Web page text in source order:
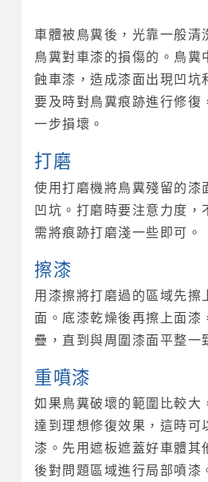
車體被鳥糞後，光靠一般清
鳥糞對車漆的損傷的。鳥糞
蝕車漆，造成漆面出現凹坑
要及時對鳥糞痕跡進行修復
一步損壞。
打磨
使用打磨機將鳥糞殘留的漆
凹坑。打磨時要注意力度，
需將痕跡打磨淺一些即可。
擦漆
用漆擦將打磨過的區域先擦
面。底漆乾燥後再擦上面漆
疊，直到與周圍漆面平整一
重噴漆
如果鳥糞破壞的範圍比較大
達到理想修復效果，這時可
漆。先用遮板遮蓋好車體其
後對問題區域進行局部噴漆